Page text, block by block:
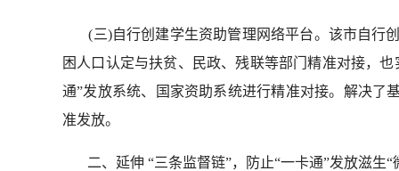
(三)自行创建学生资助管理网络平台。该市自行
困人口认定与扶贫、民政、残联等部门精准对接，
通”发放系统、国家资助系统进行精准对接。解决了
准发放。
二、延伸 “三条监督链”，防止“一卡通”发放滋生“